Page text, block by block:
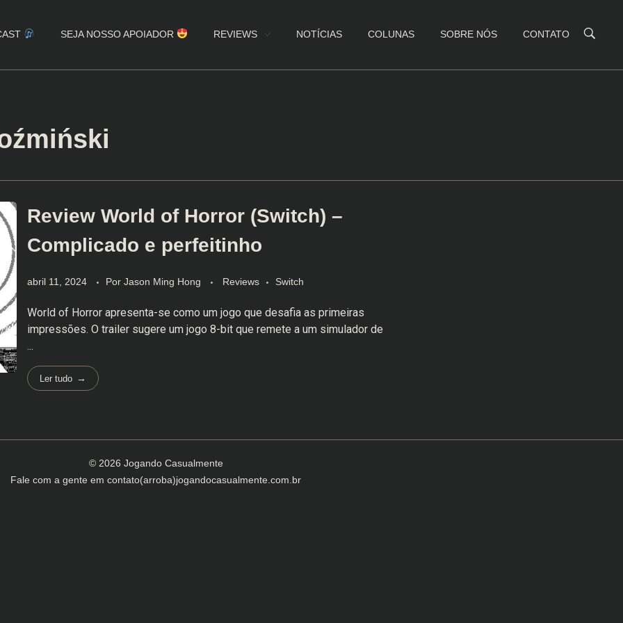
SEJA NOSSO APOIADOR REVIEWS NOTÍCIAS COLUNAS SOBRE NÓS CONTATO
Review World of Horror (Switch) –
Complicado e perfeitinho
abril 11, 2024 Por Jason Ming Hong Reviews Switch
World of Horror apresenta-se como um jogo que desafia as primeiras
impressões. O trailer sugere um jogo 8-bit que remete a um simulador de
...
Ler tudo
© 2026 Jogando Casualmente
Fale com a gente em contato(arroba)jogandocasualmente.com.br